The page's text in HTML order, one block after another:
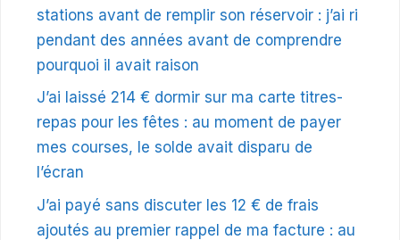
stations avant de remplir son réservoir : j’ai ri
pendant des années avant de comprendre
pourquoi il avait raison
J’ai laissé 214 € dormir sur ma carte titres-
repas pour les fêtes : au moment de payer
mes courses, le solde avait disparu de
l’écran
J’ai payé sans discuter les 12 € de frais
ajoutés au premier rappel de ma facture : au